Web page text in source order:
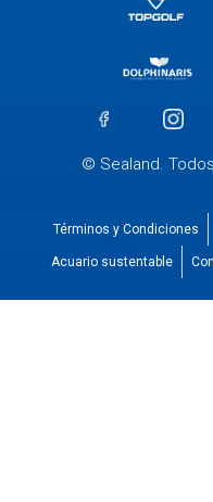
© Sealand.
Términos y Condiciones
Acuario sustentable